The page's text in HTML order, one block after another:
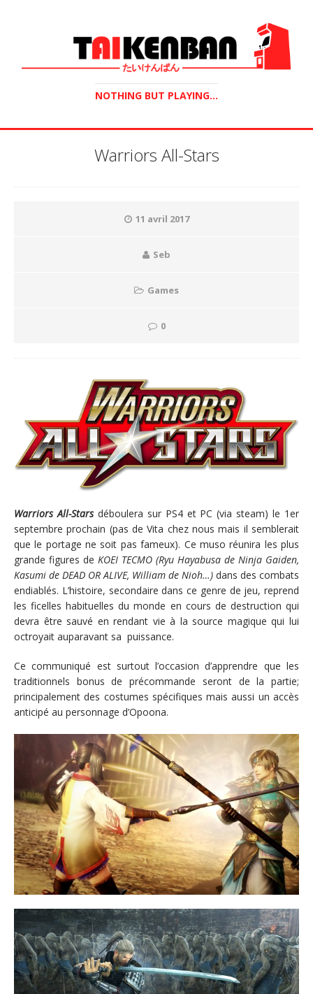
NOTHING BUT PLAYING...
Warriors All-Stars
11 avril 2017
Seb
Games
0
Warriors All-Stars déboulera sur PS4 et PC (via steam) le 1er
septembre prochain (pas de Vita chez nous mais il semblerait
que le portage ne soit pas fameux). Ce muso réunira les plus
grande figures de KOEI TECMO (Ryu Hayabusa de Ninja Gaiden,
Kasumi de DEAD OR ALIVE, William de Nioh…) dans des combats
endiablés. L’histoire, secondaire dans ce genre de jeu, reprend
les ficelles habituelles du monde en cours de destruction qui
devra être sauvé en rendant vie à la source magique qui lui
octroyait auparavant sa puissance.
Ce communiqué est surtout l’occasion d’apprendre que les
traditionnels bonus de précommande seront de la partie;
principalement des costumes spécifiques mais aussi un accès
anticipé au personnage d’Opoona.